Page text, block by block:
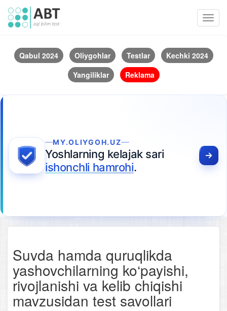
Qabul 2024 Oliygohlar Testlar
Kechki 2024
Yangiliklar
Reklama
MY.OLIYGOH.UZ
Yoshlarning kelajak sari
ishonchli hamrohi.
Suvda hamda quruqlikda
yashovchilarning ko‘payishi,
rivojlanishi va kelib chiqishi
mavzusidan test savollari